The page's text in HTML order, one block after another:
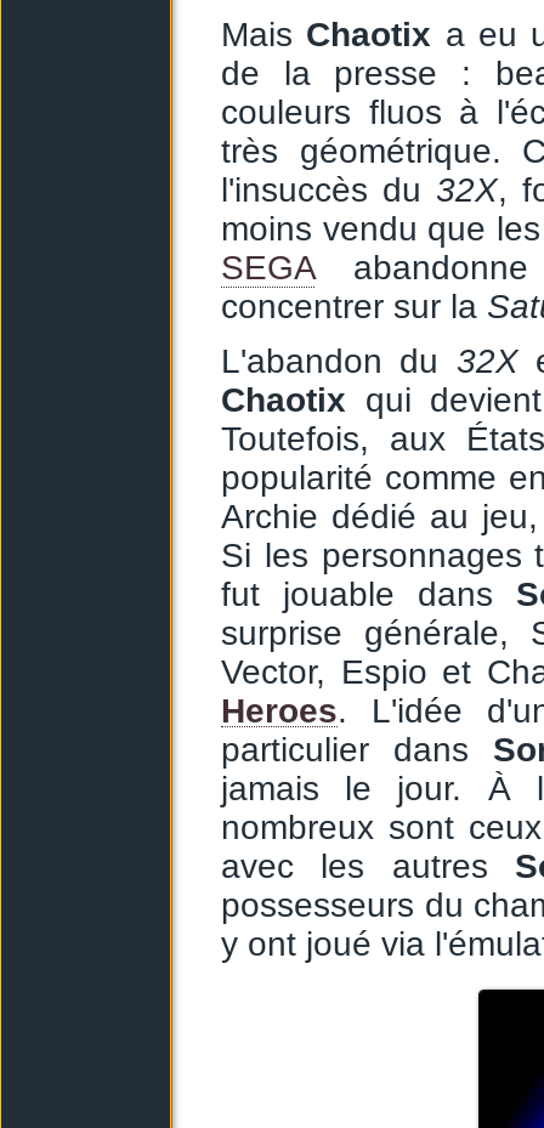
Mais Chaotix a eu
de la presse :
couleurs fluos à
très géométrique.
l'insuccès du32X,
moins vendu que
SEGA
concentrer sur la
L'abandon du 32X
Chaotix qui
Toutefois, aux
popularité comme
Archie dédié au
Si les personnages
fut jouable dans
surprise générale,
Vector, Espio et
Heroes. L'idée
particulier dans
jamais le jour. À
nombreux sont
avec les autres
possesseurs du
y ont joué via